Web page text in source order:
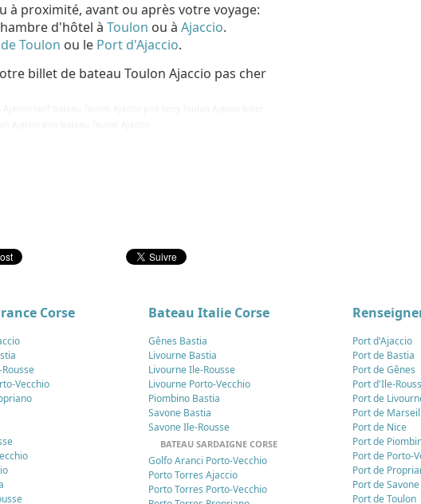
à proximité, avant ou après votre voyage:
d'hôtel àToulon ou àAjaccio.
Toulon ou le Port d'Ajaccio.
billet de bateau Toulon Ajaccio pas cher
Corse
Vecchio
Bateau Italie Corse
Gênes Bastia
Livourne Bastia
Livourne Ile-Rousse
Livourne Porto-Vecchio
Piombino Bastia
Savone Bastia
Savone Ile-Rousse
BATEAU SARDAIGNE CORSE
Golfo Aranci Porto-Vecchio
Porto Torres Ajaccio
Porto Torres Porto-Vecchio
Port d'Ajaccio
Port de Bastia
Port de Gênes
Port d'Ile-
Port de
Port de
Port de Nice
Port de
Port de Porto-
Port de
Port de Savone
Port de Toulon